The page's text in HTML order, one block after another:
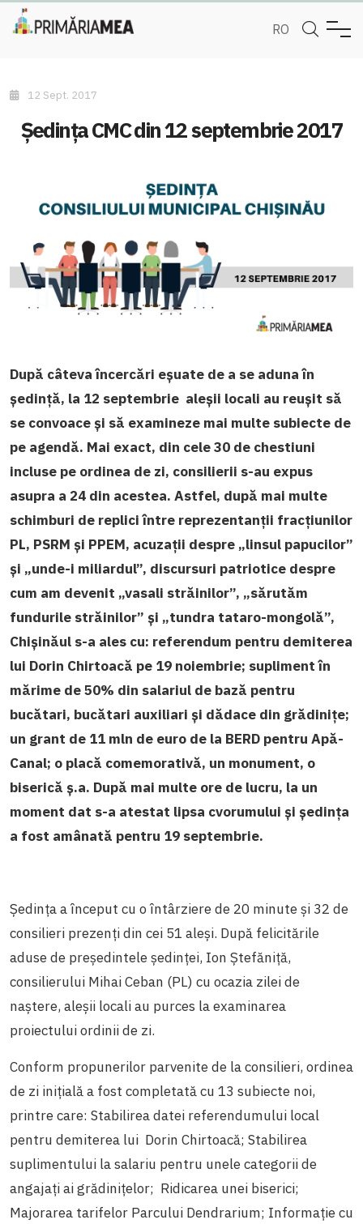
RO
12 Sept. 2017
Ședința CMC din 12 septembrie 2017
După câteva încercări eșuate de a se aduna în
ședință, la 12 septembrie aleșii locali au reușit să
se convoace și să examineze mai multe subiecte de
pe agendă. Mai exact, din cele 30 de chestiuni
incluse pe ordinea de zi, consilierii s-au expus
asupra a 24 din acestea. Astfel, după mai multe
schimburi de replici între reprezentanții fracțiunilor
PL, PSRM și PPEM, acuzații despre „linsul papucilor”
și „unde-i miliardul”, discursuri patriotice despre
cum am devenit „vasali străinilor”, „sărutăm
fundurile străinilor” și „tundra tataro-mongolă”,
Chișinăul s-a ales cu: referendum pentru demiterea
lui Dorin Chirtoacă pe 19 noiembrie; supliment în
mărime de 50% din salariul de bază pentru
bucătari, bucătari auxiliari și dădace din grădinițe;
un grant de 11 mln de euro de la BERD pentru Apă-
Canal; o placă comemorativă, un monument, o
biserică ș.a. După mai multe ore de lucru, la un
moment dat s-a atestat lipsa cvorumului și ședința
a fost amânată pentru 19 septembrie.
Ședința a început cu o întârziere de 20 minute și 32 de
consilieri prezenți din cei 51 aleși. După felicitările
aduse de președintele ședinței, Ion Ștefăniță,
consilierului Mihai Ceban (PL) cu ocazia zilei de
naștere, aleșii locali au purces la examinarea
proiectului ordinii de zi.
Conform propunerilor parvenite de la consilieri, ordinea
de zi inițială a fost completată cu 13 subiecte noi,
printre care: Stabilirea datei referendumului local
pentru demiterea lui Dorin Chirtoacă; Stabilirea
suplimentului la salariu pentru unele categorii de
angajați ai grădinițelor; Ridicarea unei biserici;
Majorarea tarifelor Parcului Dendrarium; Informație cu